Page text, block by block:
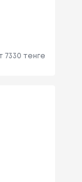
7330 тенге